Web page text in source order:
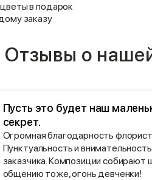
в подарок
заказу
Отзывы о
Пусть это будет наш
секрет.
Огромная благодарность
Пунктуальность и
заказчика. Композиции собирают
общению тоже, огонь девченки!